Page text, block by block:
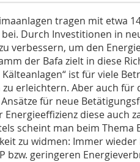
tragen mit etwa
Durch Investitionen in
verbessern, um den
der Bafa zielt in diese
Kälteanlagen“ ist für viele
erleichtern. Aber auch
für neue
Energieeffizienz diese auch
scheint man beim Thema
zu widmen: Immer
bzw. geringeren